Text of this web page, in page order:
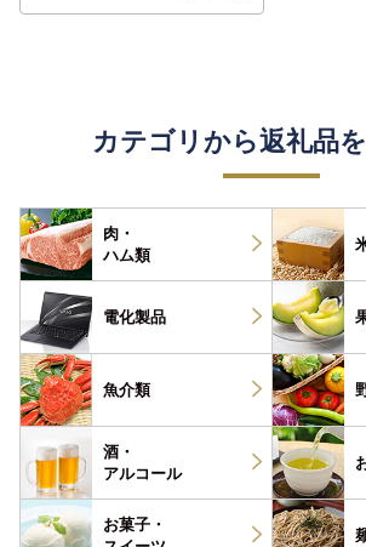
カテゴリから返礼品
肉・
ハム類
電化製品
魚介類
酒・
アルコール
お菓子・